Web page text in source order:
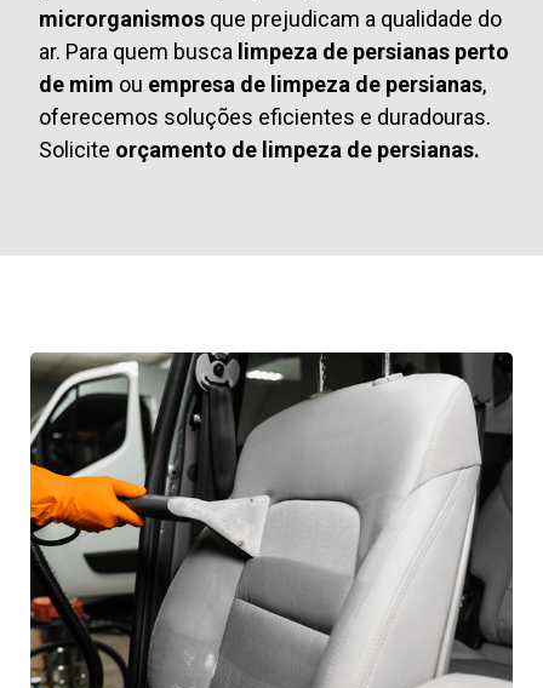
microrganismos que prejudicam a qualidade do
ar. Para quem busca limpeza de persianas perto
de mim ou empresa de limpeza de persianas,
oferecemos soluções eficientes e duradouras.
Solicite orçamento de limpeza de persianas.